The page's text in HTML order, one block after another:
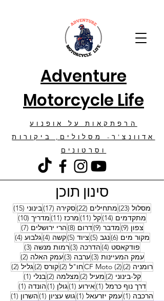
Adventure
Motorcycle Life
הרפתקאות על אופנוע
אדוונצ'ר- מסלולים, ביקורות
וסרטונים
סינון תוכן
מסלול (23) 23 פוסטים
מתחילים (22) 22 פוסטים
סקירה (17) 17 פוסטים
בינוני (15)
15 פוסטים
מתקדמים (14) 14 פוסטים
קל (11) 11 פוסטים
מרכז (11) 11 פוסטים
מדריך (10)
10 פוסטים
צפון (9) 9 פוסטיםמדבר (9) 9 פוסטיםדרום (8) 8 פוסטיםהרי ירושלים (7) 7 פוסטים
מקור מים (6) 6 פוסטיםנגב (5) 5 פוסטיםציוד (5) 5 פוסטיםקשה (4) 4 פוסטיםגלבוע (4) 4 פוסטים
פודקאסט (4) 4 פוסטיםהדרכה (3) 3 פוסטיםרמות מנשה (3) 3 פוסטים
עמק המעיינות (3) 3 פוסטיםערבה (3) 3 פוסטיםעמק האלה (2) 2 פוסטים
רומניה (2) 2 פוסטים CF Moto (2) 2 פוסטיםחו"ל (2) 2 פוסטיםקורס (2) 2 פוסטיםגליל (2) 2 פוסטים
קל-בינוני (2) 2 פוסטיםמעיל (2) 2 פוסטיםמצלמה (2) 2 פוסטיםבנלי (1) פוסט 1
דרך נוף כרמל (1) פוסט 1
אירוע (1) פוסט 1
גולן (1) פוסט 1
הונדה (1) פוסט 1
הרכבה (1) פוסט 1
עמק יזרעאל (1) פוסט 1
גוש עציון (1) פוסט 1
השרון (1)